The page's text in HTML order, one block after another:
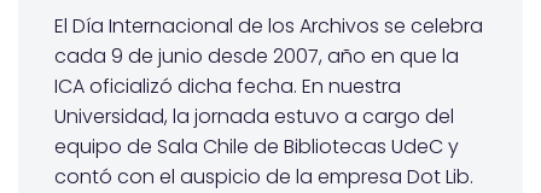
El Día Internacional de los Archivos se celebra
cada 9 de junio desde 2007, año en que la
ICA oficializó dicha fecha. En nuestra
Universidad, la jornada estuvo a cargo del
equipo de Sala Chile de Bibliotecas UdeC y
contó con el auspicio de la empresa Dot Lib.